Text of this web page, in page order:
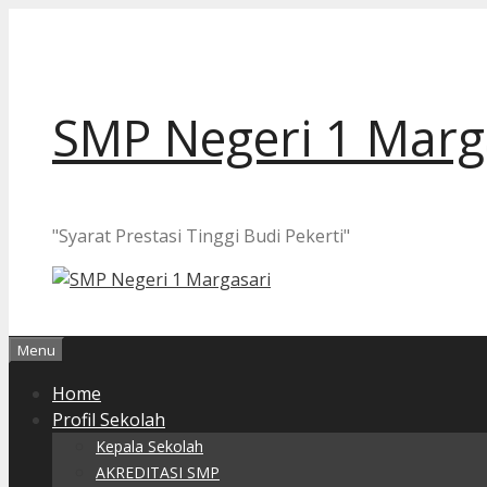
SMP Negeri 1
"Syarat Prestasi Tinggi Budi Pekerti"
Menu
Home
Profil Sekolah
Kepala Sekolah
AKREDITASI SMP